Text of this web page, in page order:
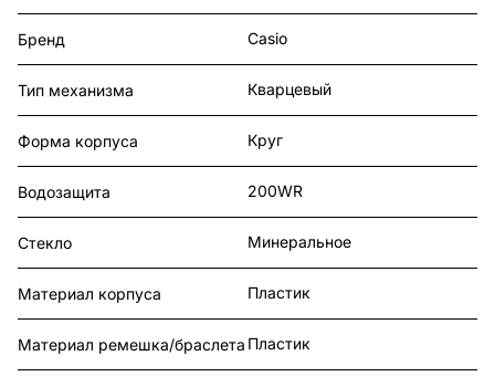
Бренд Casio
Тип механизма Кварцевый
Форма корпуса Круг
Водозащита 200WR
Стекло Минеральное
Материал корпуса Пластик
Материал ремешка/браслета Пластик